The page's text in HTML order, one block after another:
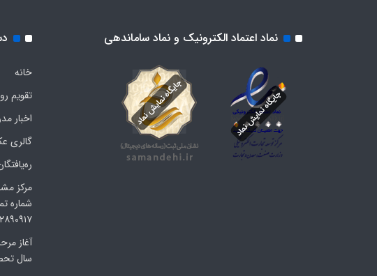
نماد اعتماد الکترونیک و نماد ساماندهی
خانه
تقویم
اخبار
گالری
مرکز
۲۲۸۹۰۹۱۷ -
آغاز
سال تحصیلی